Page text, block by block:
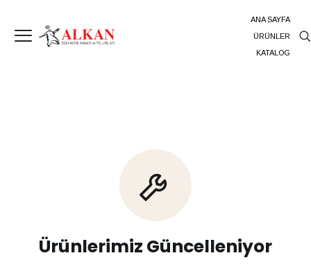
ANA SAYFA
ÜRÜNLER
KATALOG
Ürünlerimiz Güncelleniyor